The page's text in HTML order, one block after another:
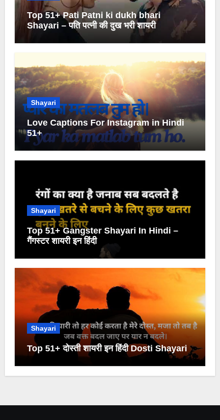
Top 51+ Pati Patni ki dukh bhari
Shayari – पति पत्नी की दुख भरी शायरी
Shayari
Love Captions For Instagram in Hindi
51+
Shayari
Top 51+ Gangster Shayari In Hindi –
गैंगस्टर शायरी इन हिंदी
Shayari
Top 51+ दोस्ती शायरी इन हिंदी Dosti Shayari